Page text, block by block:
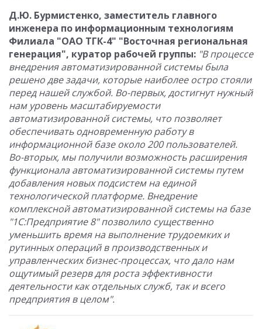
Д.Ю. Бурмистенко, заместитель главного
инженера по информационным технологиям
Филиала "ОАО ТГК-4" "Восточная региональная
генерация", куратор рабочей группы: "В процессе
внедрения автоматизированной системы была
решено две задачи, которые наиболее остро стояли
перед нашей службой. Во-первых, достигнут нужный
нам уровень масштабируемости
автоматизированной системы, что позволяет
обеспечивать одновременную работу в
информационной базе около 200 пользователей.
Во-вторых, мы получили возможность расширения
функционала автоматизированной системы путем
добавления новых подсистем на единой
технологической платформе. Внедрение
комплексной автоматизированной системы на базе
"1С:Предприятие 8" позволило существенно
уменьшить время на выполнение трудоемких и
рутинных операций в производственных и
управленческих бизнес-процессах, что дало нам
ощутимый резерв для роста эффективности
деятельности как отдельных служб, так и всего
предприятия в целом".